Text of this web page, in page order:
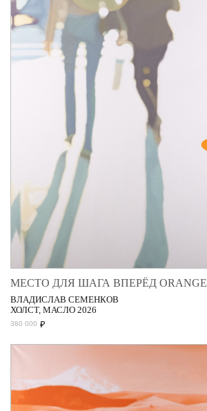
МЕСТО ДЛЯ ШАГА ВПЕРЁД ORANGE
ВЛАДИСЛАВ СЕМЕНКОВ
ХОЛСТ, МАСЛО 2026
380 000 ₽